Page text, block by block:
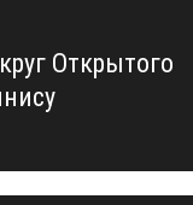
Открытого